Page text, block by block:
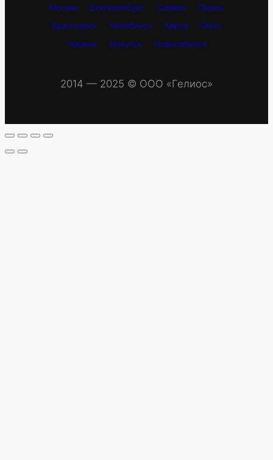
Москва Екатеринбург Самара
Пермь
Красноярск
Челябинск Киров
Омск
Тюмень
Иркутск Новосибирск
2014 — 2025 © OOO «Гелиос»